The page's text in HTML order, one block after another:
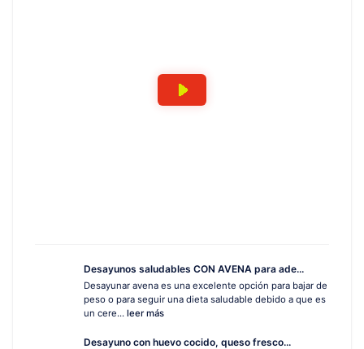
Desayunos saludables CON AVENA para ade...
Desayunar avena es una excelente opción para bajar de
peso o para seguir una dieta saludable debido a que es
un cere... leer más
Desayuno con huevo cocido, queso fresco...